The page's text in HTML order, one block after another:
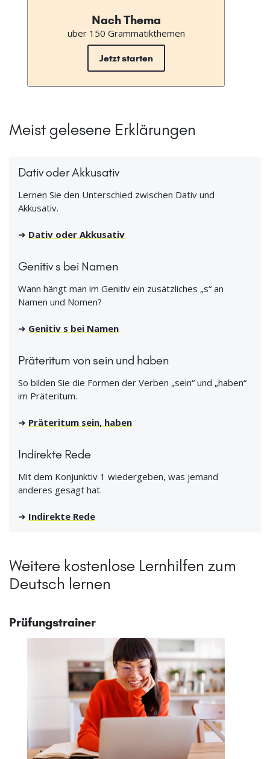
Nach Thema
über 150 Grammatikthemen
Jetzt starten
Meist gelesene Erklärungen
Dativ oder Akkusativ
Lernen Sie den Unterschied zwischen Dativ und
Akkusativ.
➜ Dativ oder Akkusativ
Genitiv s bei Namen
Wann hängt man im Genitiv ein zusätzliches „s“ an
Namen und Nomen?
➜ Genitiv s bei Namen
Präteritum von sein und haben
So bilden Sie die Formen der Verben „sein“ und „haben“
im Präteritum.
➜ Präteritum sein, haben
Indirekte Rede
Mit dem Konjunktiv 1 wiedergeben, was jemand
anderes gesagt hat.
➜ Indirekte Rede
Weitere kostenlose Lernhilfen zum
Deutsch lernen
Prüfungstrainer